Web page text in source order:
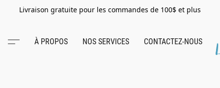
Livraison gratuite pour les commandes de 100$ et plus
À PROPOS NOS SERVICES CONTACTEZ-NOUS